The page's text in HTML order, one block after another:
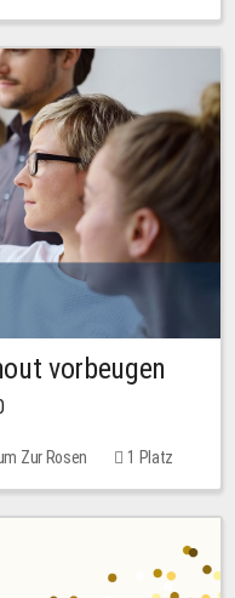
vorbeugen
Zur Rosen
1 Platz